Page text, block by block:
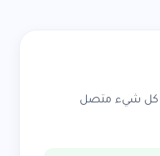
— كل شيء متصل